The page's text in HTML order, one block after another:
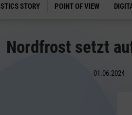
STORY POINT OF VIEW
Nordfrost setzt
01.06.2024